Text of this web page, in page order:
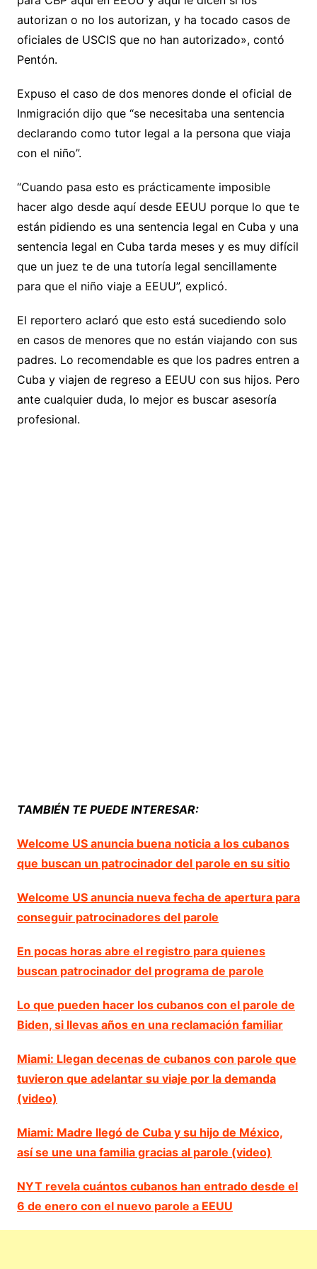
autorizan o no los autorizan, y ha tocado casos de
oficiales de USCIS que no han autorizado», contó
Pentón.
Expuso el caso de dos menores donde el oficial de
Inmigración dijo que “se necesitaba una sentencia
declarando como tutor legal a la persona que viaja
con el niño”.
“Cuando pasa esto es prácticamente imposible
hacer algo desde aquí desde EEUU porque lo que te
están pidiendo es una sentencia legal en Cuba y una
sentencia legal en Cuba tarda meses y es muy difícil
que un juez te de una tutoría legal sencillamente
para que el niño viaje a EEUU”, explicó.
El reportero aclaró que esto está sucediendo solo
en casos de menores que no están viajando con sus
padres. Lo recomendable es que los padres entren a
Cuba y viajen de regreso a EEUU con sus hijos. Pero
ante cualquier duda, lo mejor es buscar asesoría
profesional.
TAMBIÉN TE PUEDE INTERESAR:
Welcome US anuncia buena noticia a los cubanos
que buscan un patrocinador del parole en su sitio
Welcome US anuncia nueva fecha de apertura para
conseguir patrocinadores del parole
En pocas horas abre el registro para quienes
buscan patrocinador del programa de parole
Lo que pueden hacer los cubanos con el parole de
Biden, si llevas años en una reclamación familiar
Miami: Llegan decenas de cubanos con parole que
tuvieron que adelantar su viaje por la demanda
(video)
Miami: Madre llegó de Cuba y su hijo de México,
así se une una familia gracias al parole (video)
NYT revela cuántos cubanos han entrado desde el
6 de enero con el nuevo parole a EEUU